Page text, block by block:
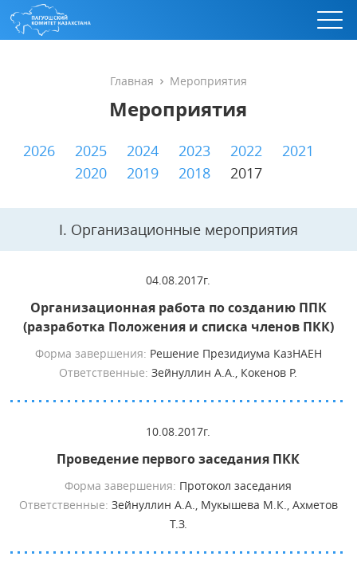
Главная Мероприятия
Мероприятия
2026 2025 2024 2023 2022
2021
2020
2019 2018 2017
I. Организационные мероприятия
04.08.2017г.
Организационная работа по созданию ППК
(разработка Положения и списка членов ПКК)
Форма завершения: Решение Президиума КазНАЕН
Ответственные: Зейнуллин А.А., Кокенов Р.
10.08.2017г.
Проведение первого заседания ПКК
Форма завершения: Протокол заседания
Ответственные: Зейнуллин А.А., Мукышева М.К., Ахметов
Т.З.